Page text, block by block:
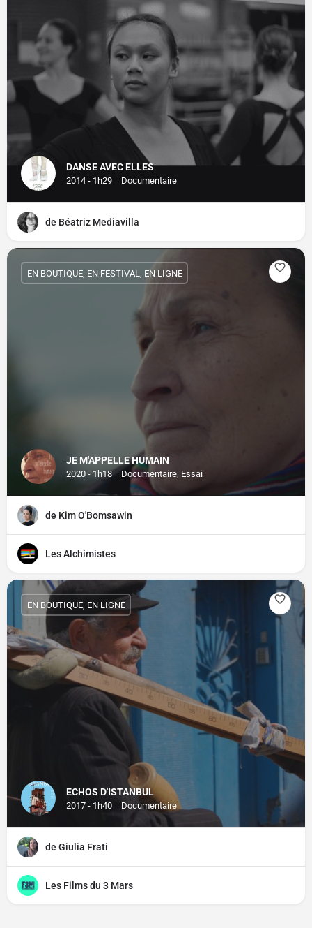
DANSE AVEC ELLES
2014 - 1h29 Documentaire
de Béatriz Mediavilla
JE M'APPELLE HUMAIN
2020 - 1h18 Documentaire, Essai
EN BOUTIQUE, EN FESTIVAL, EN LIGNE
de Kim O'Bomsawin
Les Alchimistes
ECHOS D'ISTANBUL
2017 - 1h40 Documentaire
EN BOUTIQUE, EN LIGNE
de Giulia Frati
Les Films du 3 Mars